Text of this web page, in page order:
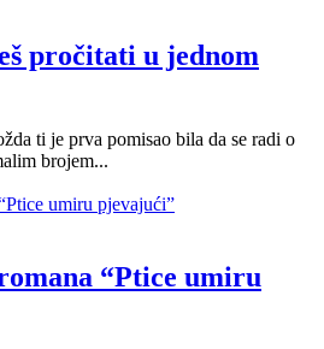
pročitati u jednom
ti je prva pomisao bila da se radi o
brojem...
“Ptice umiru